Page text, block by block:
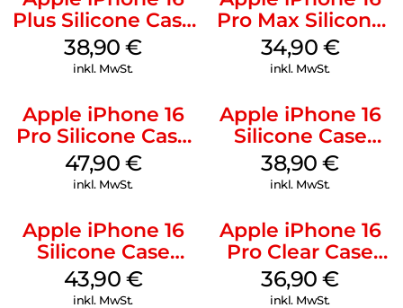
Plus Silicone Case
MagSafe Denim
38,90€
inkl. MwSt.
Pro Max Silicone
Case MagSafe
Denim
34,90 €
inkl. MwSt.
Apple iPhone 16
Pro Silicone Case
MagSafe Denim
47,90 €
inkl. MwSt.
Apple iPhone 16
Silicone Case
MagSafe
Ultramarine
38,90€
inkl. MwSt.
Apple iPhone 16
Silicone Case
MagSafe Plum
43,90 €
inkl. MwSt.
Apple iPhone 16
Pro Clear Case
MagSafe
Transparent
36,90€
inkl. MwSt.